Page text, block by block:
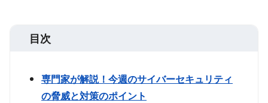
目次
専門家が解説！今週のサイバーセキュリティ
の脅威と対策のポイント